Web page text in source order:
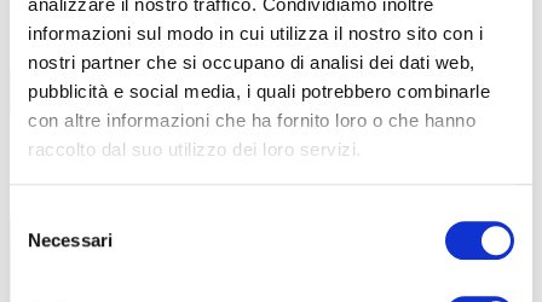
analizzare il nostro traffico. Condividiamo inoltre
informazioni sul modo in cui utilizza il nostro sito con i
nostri partner che si occupano di analisi dei dati web,
pubblicità e social media, i quali potrebbero combinarle
con altre informazioni che ha fornito loro o che hanno
raccolto dal suo utilizzo dei loro servizi.
delNecessari
BIKE ECONOMY
ABRUZZO
LEGGI TUTTI GLI ARTICOLI